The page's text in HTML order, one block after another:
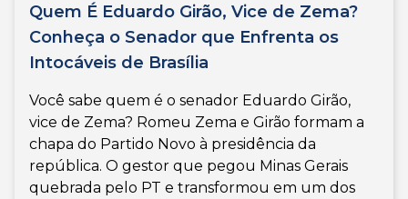
Quem É Eduardo Girão, Vice de Zema?
Conheça o Senador que Enfrenta os
Intocáveis de Brasília
Você sabe quem é o senador Eduardo Girão,
vice de Zema? Romeu Zema e Girão formam a
chapa do Partido Novo à presidência da
república. O gestor que pegou Minas Gerais
quebrada pelo PT e transformou em um dos